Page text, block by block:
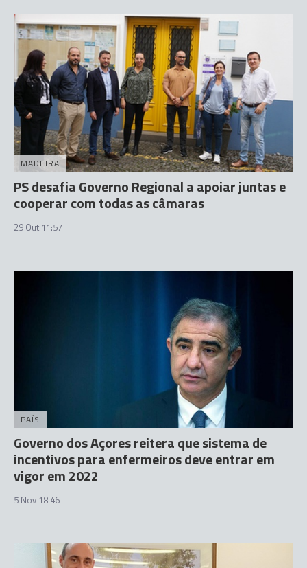
MADEIRA
PS desafia Governo Regional a apoiar juntas e
cooperar com todas as câmaras
29 Out 11:57
PAÍS
Governo dos Açores reitera que sistema de
incentivos para enfermeiros deve entrar em
vigor em 2022
5 Nov 18:46